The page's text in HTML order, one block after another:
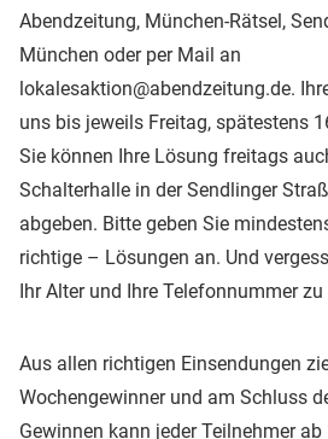
Abendzeitung, München-Rätsel,
München oder per Mail an
lokalesaktion@abendzeitung.de.
uns bis jeweils Freitag, spätestens
Sie können Ihre Lösung freitags
Schalterhalle in der Sendlinger
abgeben. Bitte geben Sie
richtige – Lösungen an. Und
Ihr Alter und Ihre Telefonnummer zu
Aus allen richtigen Einsendungen
Wochengewinner und am Schluss
Gewinnen kann jeder Teilnehmer